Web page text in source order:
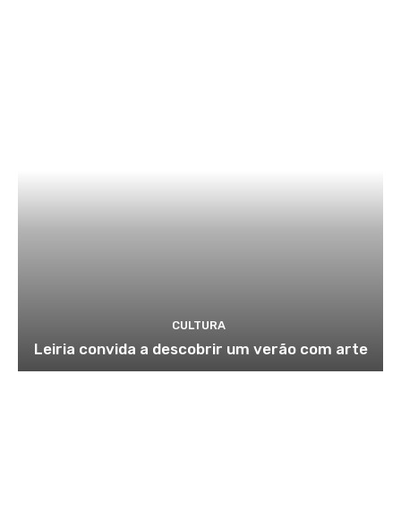
CULTURA
Leiria convida a descobrir um verão com arte